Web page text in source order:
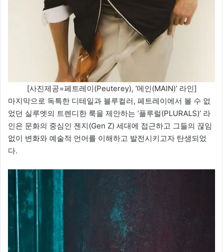
[사진제공=페트레이(Peuterey), ‘메인(MAIN)’ 라인]
마지막으로 독특한 디테일과 블루컬러, 페트레이에서 볼 수 없
었던 실루엣의 트렌디한 룩을 제안하는 ‘플루럴(PLURALS)’ 라
인은 문화의 중심인 젠지(Gen Z) 세대에 접근하고 그들의 끊임
없이 변화와 예술적 언어를 이해하고 발전시키고자 탄생되었
다.